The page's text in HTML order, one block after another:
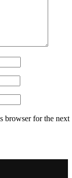
browser for the next